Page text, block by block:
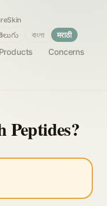
Products
Concerns
বাংলা मराठी